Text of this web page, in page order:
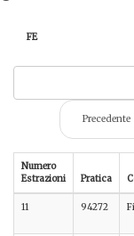
FE
Precedente
Numero
Estrazioni
Pratica
11 94272